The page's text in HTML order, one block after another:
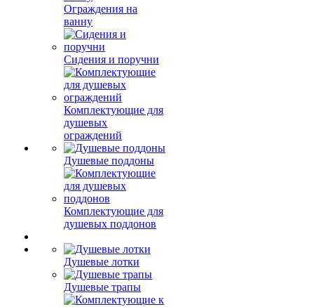
Ограждения на
ванну
Сидения и поручни
Комплектующие для
душевых
ограждений
Душевые поддоны
Комплектующие для
душевых поддонов
Душевые лотки
Душевые трапы